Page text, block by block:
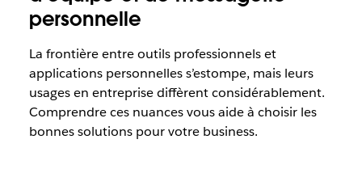
personnelle
La frontière entre outils professionnels et
applications personnelles s’estompe, mais leurs
usages en entreprise diffèrent considérablement.
Comprendre ces nuances vous aide à choisir les
bonnes solutions pour votre business.